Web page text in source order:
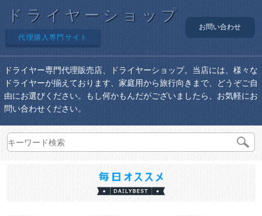
ドライヤーショップ
代理購入専門サイト
お問い合わせ
ドライヤー専門代理販売店、ドライヤーショップ。当店には、様々な
ドライヤーが揃えております、家庭用から旅行向きまで、どうぞご自
由にお選びください。もし何かもんだがございましたら、お気軽にお
問い合わせください。